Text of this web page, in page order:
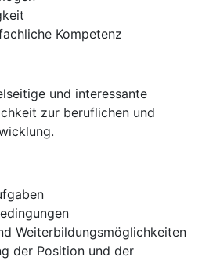
Kompetenz
und interessante
zur beruflichen und
Weiterbildungsmöglichkeiten
der Position und der